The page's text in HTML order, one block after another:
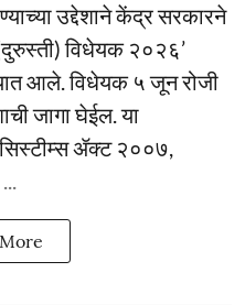
उद्देशाने केंद्र सरकारने
विधेयक २०२६’
आले. विधेयक ५ जून रोजी
जागा घेईल. या
ॲक्ट २००७,